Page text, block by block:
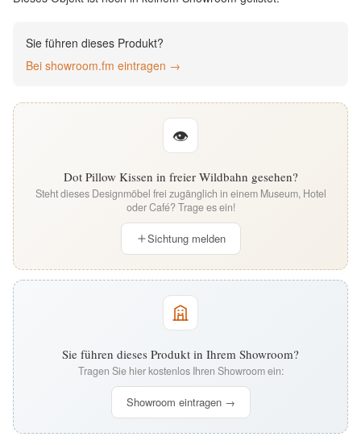
Deutsch
Sie führen dieses Produkt?
Bei showroom.fm eintragen →
👁
Dot Pillow Kissen in freier Wildbahn gesehen?
Steht dieses Designmöbel frei zugänglich in einem Museum, Hotel
oder Café? Trage es ein!
Sichtung melden
Sie führen dieses Produkt in Ihrem Showroom?
Tragen Sie hier kostenlos Ihren Showroom ein:
Showroom eintragen →